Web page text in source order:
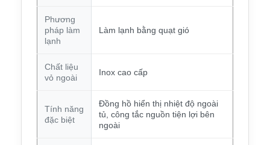
Phương
pháp làm
lạnh
Làm lạnh bằng quạt gió
Chất liệu
vỏ ngoài
Inox cao cấp
Tính năng
đặc biệt
Đồng hồ hiển thị nhiệt độ ngoài
tủ, công tắc nguồn tiện lợi bên
ngoài